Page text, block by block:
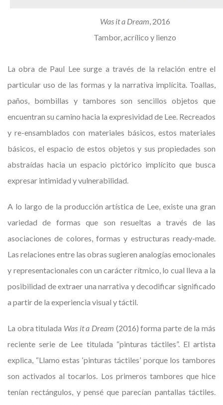
Was it a Dream , 2016
Tambor, acrílico y lienzo
La obra de Paul Lee surge a través de la relación entre el
particular uso de las formas y la narrativa implícita. Toallas,
paños, bombillas y tambores son sencillos objetos que
encuentran su camino hacia la expresividad de Lee. Recreados
y re-ensamblados con materiales básicos, estos materiales
básicos, el espacio de estos objetos y sus propiedades son
abstraídas hacia un espacio pictórico implícito que busca
expresar intimidad y vulnerabilidad.
A lo largo de la producción artística de Lee, existe una gran
variedad de formas que son resueltas a través de las
asociaciones de colores, formas y estructuras ready-made.
Las relaciones entre las obras sugieren analogías emocionales
y representacionales con un carácter rítmico, lo cual lleva a la
posibilidad de extraer una narrativa y decodificar significado
a partir de la experiencia visual y táctil.
La obra titulada Was it a Dream (2016) forma parte de la más
reciente serie de Lee titulada “pinturas táctiles”. El artista
explica, “Llamo estas ‘pinturas táctiles’ porque los tambores
son activados al tocarlos. Los primeros tambores que hice
tenían rectángulos, y pensé que parecían pantallas táctiles.